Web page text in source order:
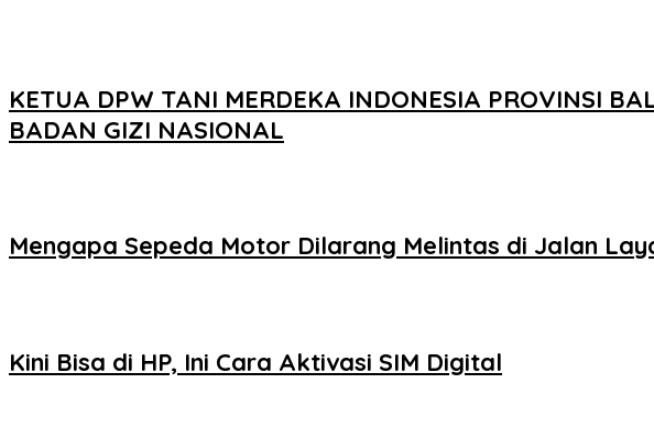
KETUA DPW TANI MERDEKA INDONESIA PROVINSI
BADAN GIZI NASIONAL
Mengapa Sepeda Motor Dilarang Melintas di Jalan
Kini Bisa di HP, Ini Cara Aktivasi SIM Digital